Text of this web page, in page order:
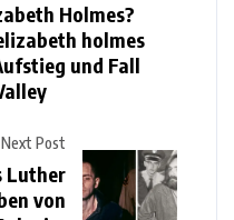
Holmes?
holmes
und Fall
Next Post
Luther
von